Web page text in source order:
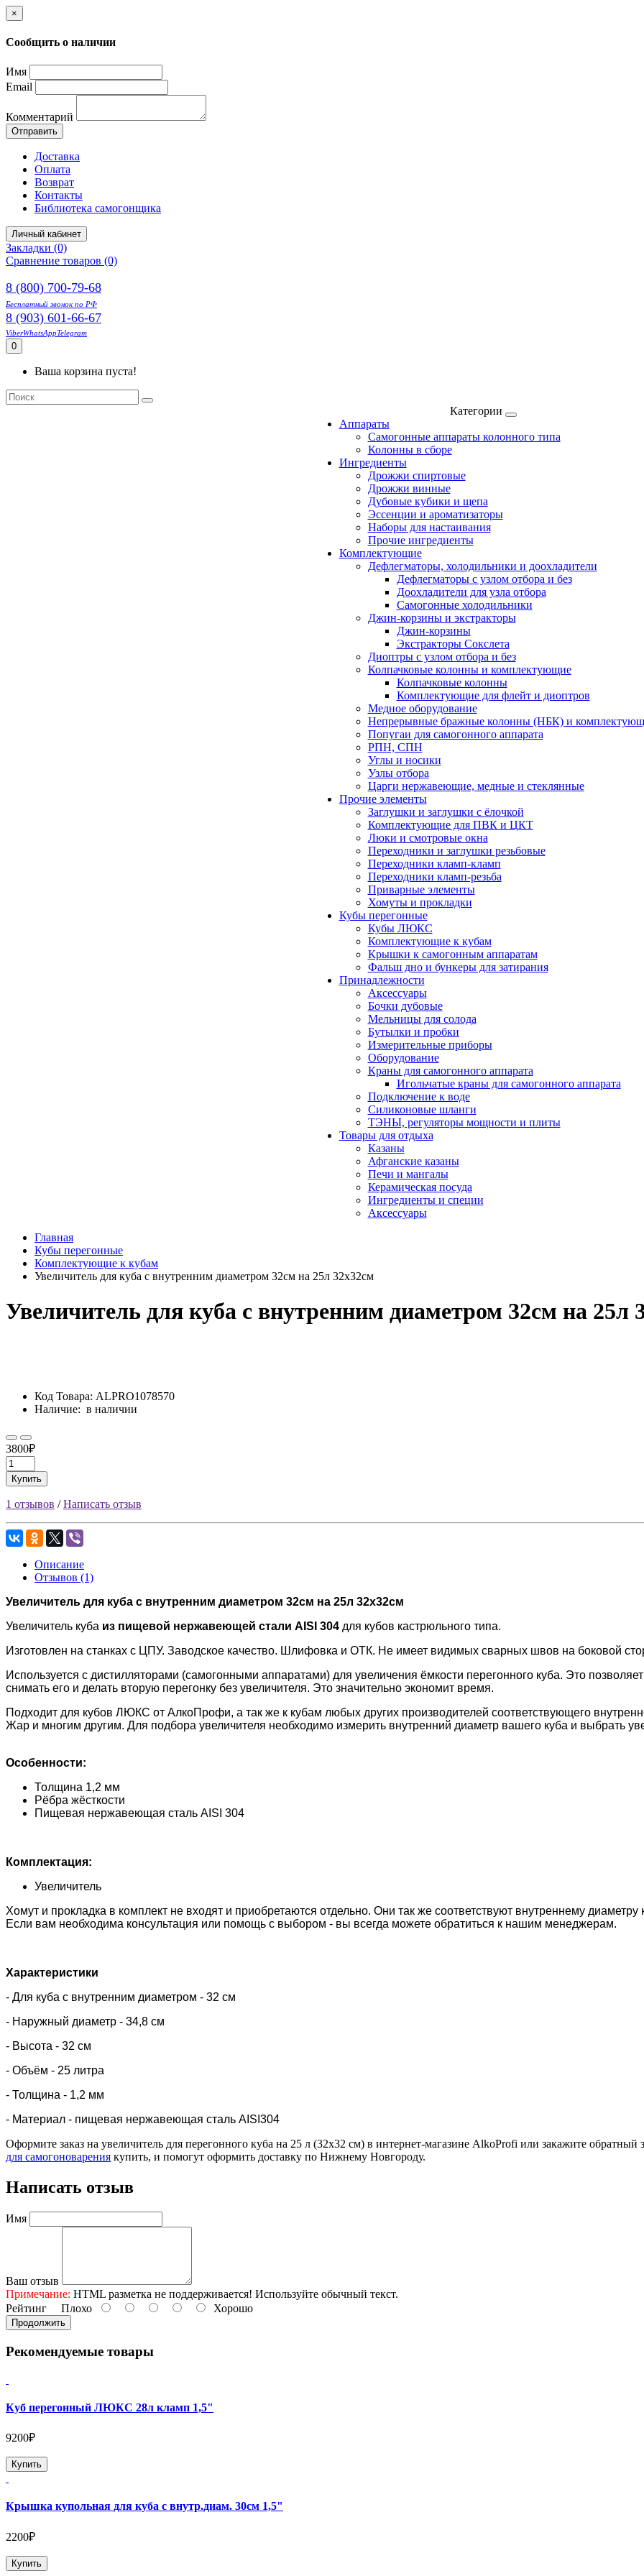
×
Сообщить о наличии
Имя
Email
Комментарий
Отправить
Доставка
Оплата
Возврат
Контакты
Библиотека самогонщика
Личный кабинет
Закладки (0)
Сравнение товаров (0)
8 (800) 700-79-68
Бесплатный звонок по РФ
8 (903) 601-66-67
ViberWhatsAppTelegram
0
Ваша корзина пуста!
Категории
Аппараты
Самогонные аппараты колонного типа
Колонны в сборе
Ингредиенты
Дрожжи спиртовые
Дрожжи винные
Дубовые кубики и щепа
Эссенции и ароматизаторы
Наборы для настаивания
Прочие ингредиенты
Комплектующие
Дефлегматоры, холодильники и доохладители
Дефлегматоры с узлом отбора и без
Доохладители для узла отбора
Самогонные холодильники
Джин-корзины и экстракторы
Джин-корзины
Экстракторы Сокслета
Диоптры с узлом отбора и без
Колпачковые колонны и комплектующие
Колпачковые колонны
Комплектующие для флейт и диоптров
Медное оборудование
Непрерывные бражные колонны (НБК) и
Попугаи для самогонного аппарата
РПН, СПН
Углы и носики
Узлы отбора
Царги нержавеющие, медные и стеклянные
Прочие элементы
Заглушки и заглушки с ёлочкой
Комплектующие для ПВК и ЦКТ
Люки и смотровые окна
Переходники и заглушки резьбовые
Переходники кламп-кламп
Переходники кламп-резьба
Приварные элементы
Хомуты и прокладки
Кубы перегонные
Кубы ЛЮКС
Комплектующие к кубам
Крышки к самогонным аппаратам
Фальш дно и бункеры для затирания
Принадлежности
Аксессуары
Бочки дубовые
Мельницы для солода
Бутылки и пробки
Измерительные приборы
Оборудование
Краны для самогонного аппарата
Игольчатые краны для самогонного аппарата
Подключение к воде
Силиконовые шланги
ТЭНЫ, регуляторы мощности и плиты
Товары для отдыха
Казаны
Афганские казаны
Печи и мангалы
Керамическая посуда
Ингредиенты и специи
Аксессуары
Главная
Кубы перегонные
Комплектующие к кубам
Увеличитель для куба с внутренним диаметром 32см на 25л 32х32см
Увеличитель для куба с внутренним диаметром 32см на 25л
Код Товара: ALPRO1078570
Наличие: в наличии
3800₽
Купить
1 отзывов /Написать отзыв
Описание
Отзывов (1)
Увеличитель для куба с внутренним диаметром 32см на 25л 32х32см
Увеличитель куба из пищевой нержавеющей стали AISI 304 для кубов кастрюльного типа.
Изготовлен на станках с ЦПУ. Заводское качество. Шлифовка и ОТК. Не имеет видимых сварных швов на боковой
Используется с дистилляторами (самогонными аппаратами) для увеличения ёмкости перегонного куба. Это
снимать его и делать вторую перегонку без увеличителя. Это значительно экономит время.
Подходит для кубов ЛЮКС от АлкоПрофи, а так же к кубам любых других производителей соответствующего
Жар и многим другим. Для подбора увеличителя необходимо измерить внутренний диаметр вашего куба и выбрать
Особенности:
Толщина 1,2 мм
Рёбра жёсткости
Пищевая нержавеющая сталь AISI 304
Комплектация:
Увеличитель
Хомут и прокладка в комплект не входят и приобретаются отдельно. Они так же соответствуют внутреннему
Если вам необходима консультация или помощь с выбором - вы всегда можете обратиться к нашим менеджерам.
Характеристики
- Для куба с внутренним диаметром - 32 см
- Наружный диаметр - 34,8 см
- Высота - 32 см
- Объём - 25 литра
- Толщина - 1,2 мм
- Материал - пищевая нержавеющая сталь AISI304
Оформите заказ на увеличитель для перегонного куба на 25 л (32х32 см) в интернет-магазине AlkoProfi или закажите
для самогоноварения купить, и помогут оформить доставку по Нижнему Новгороду.
Написать отзыв
Имя
Ваш отзыв
Примечание: HTML разметка не поддерживается! Используйте обычный текст.
Рейтинг Плохо Хорошо
Продолжить
Рекомендуемые товары
Куб перегонный ЛЮКС 28л кламп 1,5"
9200₽
Купить
Крышка купольная для куба с внутр.диам. 30см 1,5"
2200₽
Купить